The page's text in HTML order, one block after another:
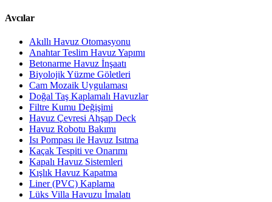
Avcılar
Akıllı Havuz Otomasyonu
Anahtar Teslim Havuz Yapımı
Betonarme Havuz İnşaatı
Biyolojik Yüzme Göletleri
Cam Mozaik Uygulaması
Doğal Taş Kaplamalı Havuzlar
Filtre Kumu Değişimi
Havuz Çevresi Ahşap Deck
Havuz Robotu Bakımı
Isı Pompası ile Havuz Isıtma
Kaçak Tespiti ve Onarımı
Kapalı Havuz Sistemleri
Kışlık Havuz Kapatma
Liner (PVC) Kaplama
Lüks Villa Havuzu İmalatı